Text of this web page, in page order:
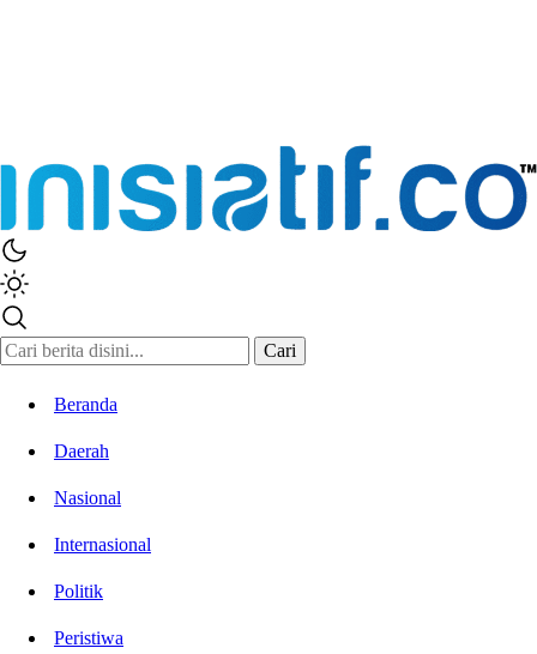
Cari
Beranda
Daerah
Nasional
Internasional
Politik
Peristiwa